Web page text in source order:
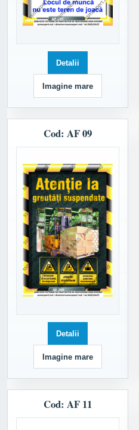
Detalii
Imagine mare
Cod: AF 09
Detalii
Imagine mare
Cod: AF 11